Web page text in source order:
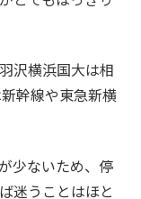
沢横浜国大は相
幹線や東急新横
少ないため、停
迷うことはほと